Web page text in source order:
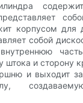
корпусом для
собой
штока и сторону
и выходит